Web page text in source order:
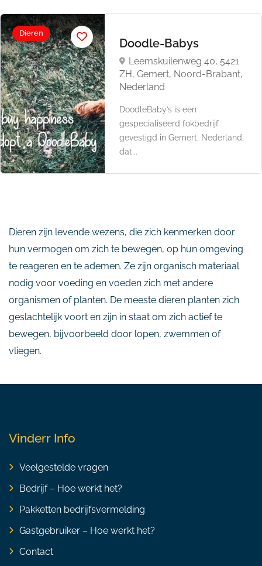
Dieren
Doodle-Babys
Leemskuilenweg 40, 5421
ZH, Gemert, Noord-Brabant,
Nederland
DoodleBaby’s is een
gespecialiseerd fokbedrijf
gevestigd in Gemert, Nederland,
dat...
Dieren zijn levende wezens, die zich kenmerken door
hun vermogen om zich te bewegen, op hun omgeving
te reageren en te ademen. Ze zijn organisch materiaal
nodig voor voeding en voeden zich met andere
organismen of planten. De meeste dieren planten zich
geslachtelijk voort en zijn in staat om zich actief te
bewegen, bijvoorbeeld door lopen, zwemmen of
vliegen.
Vinderr Info
Veelgestelde vragen
Bedrijf – Hoe werkt het?
Pakketten bedrijfsvermelding
Gastgebruiker – Hoe werkt het?
Contact